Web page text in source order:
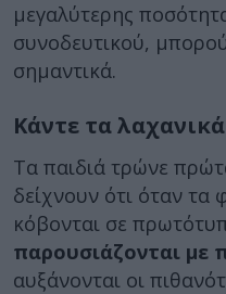
μεγαλύτερης
συνοδευτικού,
σημαντικά.
Κάντε τα
Τα παιδιά τρώνε
δείχνουν ότι όταν τα
κόβονται σε
παρουσιάζονται με
αυξάνονται οι